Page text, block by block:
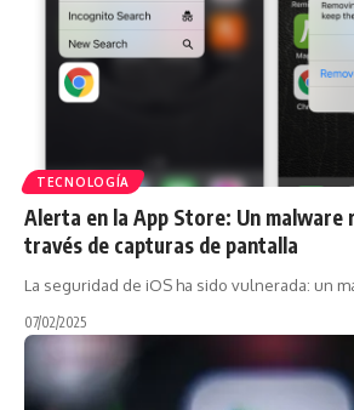
TECNOLOGÍA
Alerta en la App Store: Un malware
través de capturas de pantalla
La seguridad de iOS ha sido vulnerada: un
07/02/2025